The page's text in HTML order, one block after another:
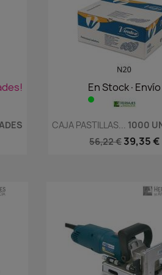
En
 Vista rápida
CAJA PASTILLAS... 1000
56,22 € 39,35 €